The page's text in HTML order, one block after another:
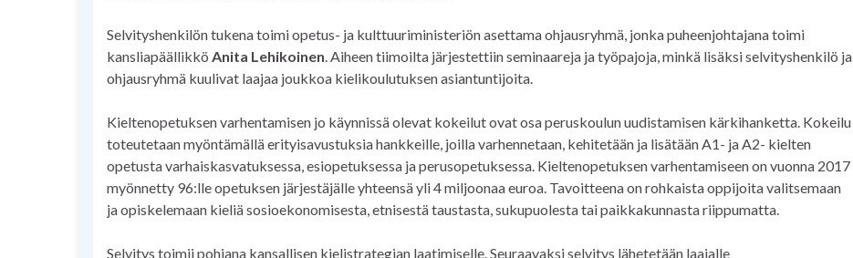
Selvityshenkilön tukena toimi opetus- ja kulttuuriministeriön asettama ohjausryhmä, jonka puheenjohtajana toimi
kansliapäällikkö Anita Lehikoinen. Aiheen tiimoilta järjestettiin seminaareja ja työpajoja, minkä lisäksi selvityshenkilö ja
ohjausryhmä kuulivat laajaa joukkoa kielikoulutuksen asiantuntijoita.
Kieltenopetuksen varhentamisen jo käynnissä olevat kokeilut ovat osa peruskoulun uudistamisen kärkihanketta. Kokeilu
toteutetaan myöntämällä erityisavustuksia hankkeille, joilla varhennetaan, kehitetään ja lisätään A1- ja A2- kielten
opetusta varhaiskasvatuksessa, esiopetuksessa ja perusopetuksessa. Kieltenopetuksen varhentamiseen on vuonna 2017
myönnetty 96:lle opetuksen järjestäjälle yhteensä yli 4 miljoonaa euroa. Tavoitteena on rohkaista oppijoita valitsemaan
ja opiskelemaan kieliä sosioekonomisesta, etnisestä taustasta, sukupuolesta tai paikkakunnasta riippumatta.
Selvitys toimii pohjana kansallisen kielistrategian laatimiselle. Seuraavaksi selvitys lähetetään laajalle